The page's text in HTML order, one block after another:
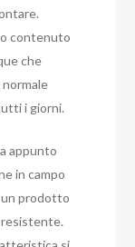
contenuto
che
i giorni.
appunto
in campo
un prodotto